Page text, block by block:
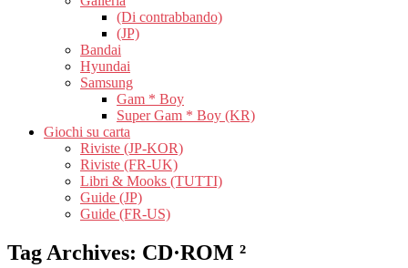
(Di contrabbando)
(JP)
Bandai
Hyundai
Samsung
Gam * Boy
Super Gam * Boy (KR)
Giochi su carta
Riviste (JP-KOR)
Riviste (FR-UK)
Libri & Mooks (TUTTI)
Guide (JP)
Guide (FR-US)
Tag Archives: CD·ROM ²